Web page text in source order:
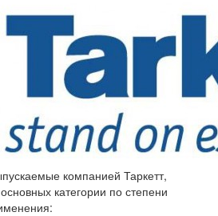
компанией Таркетт,
категории по степени